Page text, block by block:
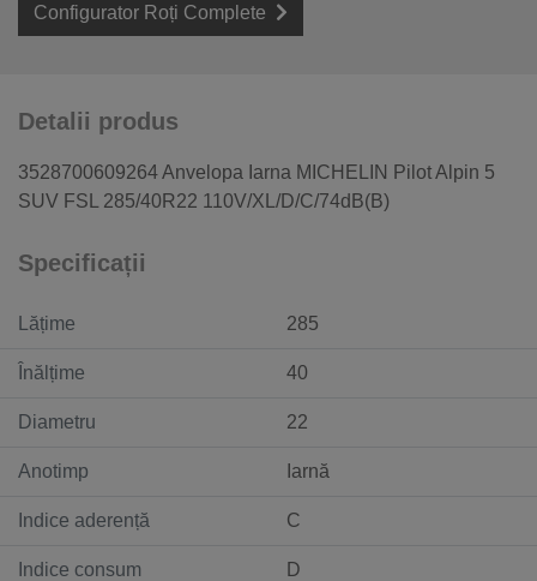
Configurator Roți Complete
Detalii produs
3528700609264 Anvelopa Iarna MICHELIN Pilot Alpin 5
SUV FSL 285/40R22 110V/XL/D/C/74dB(B)
Specificații
Lățime 285
Înălțime 40
Diametru 22
Anotimp Iarnă
Indice aderență C
Indice consum D